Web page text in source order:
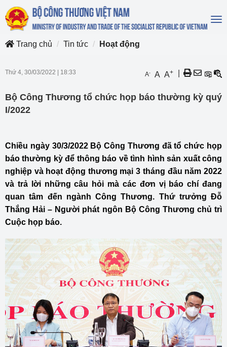
Trang chủ
Tin tức Hoạt động
Thứ 4, 30/03/2022 18:33 A- A A+
Bộ Công Thương tổ chức họp báo thường kỳ quý
I/2022
Chiều ngày 30/3/2022 Bộ Công Thương đã tổ chức họp
báo thường kỳ để thông báo về tình hình sản xuất công
nghiệp và hoạt động thương mại 3 tháng đầu năm 2022
và trả lời những câu hỏi mà các đơn vị báo chí đang
quan tâm đến ngành Công Thương. Thứ trưởng Đỗ
Thắng Hải – Người phát ngôn Bộ Công Thương chủ trì
Cuộc họp báo.